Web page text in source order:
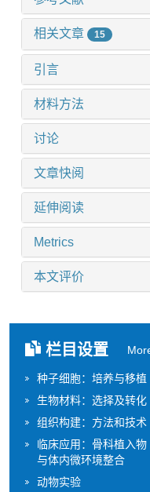
相关文章 15
引言
材料方法
讨论
文章快阅
延伸阅读
Metrics
本文评价
栏目设置
种子细胞：培养与移植
生物材料：选择及转化
组织构建：方法和技术
临床应用：骨科植入物
与体内微环境整合
动物实验